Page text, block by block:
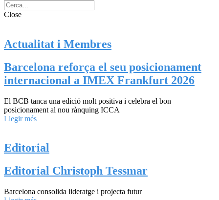
Close
Actualitat i Membres
Barcelona reforça el seu posicionament
internacional a IMEX Frankfurt 2026
El BCB tanca una edició molt positiva i celebra el bon
posicionament al nou rànquing ICCA
Llegir més
Editorial
Editorial Christoph Tessmar
Barcelona consolida lideratge i projecta futur